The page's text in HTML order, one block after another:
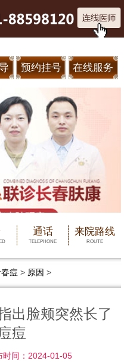
预约挂号 在线服务
通话
TELEPHONE
来院路线
ROUTE
痘 > 原因 >
出脸颊突然长了
痘
时间：2024-01-05